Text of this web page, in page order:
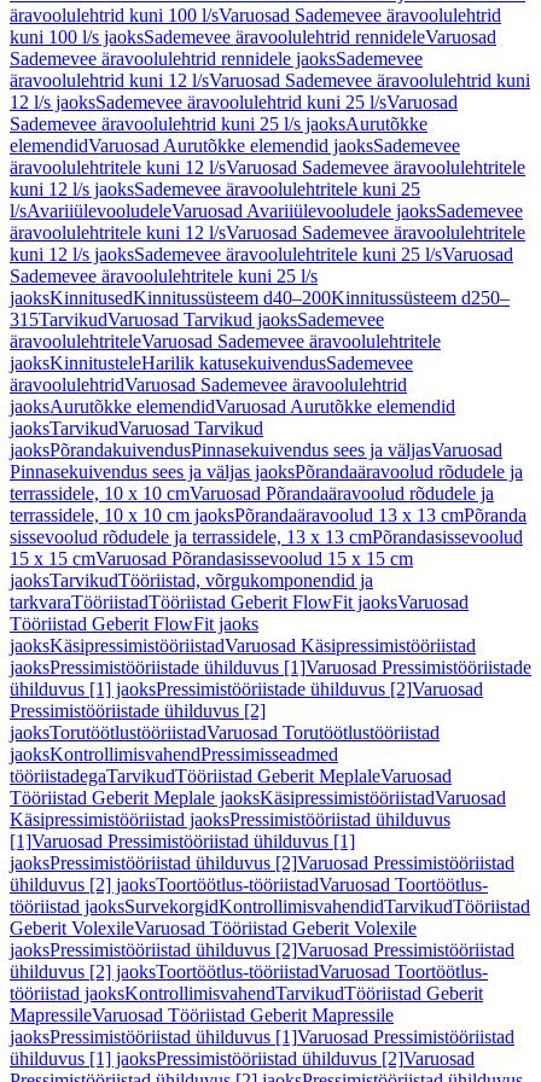
äravoolulehtrid kuni 100 l/sVaruosad Sademevee äravoolulehtrid
kuni 100 l/s jaoksSademevee äravoolulehtrid rennideleVaruosad
Sademevee äravoolulehtrid rennidele jaoksSademevee
äravoolulehtrid kuni 12 l/sVaruosad Sademevee äravoolulehtrid kuni
12 l/s jaoksSademevee äravoolulehtrid kuni 25 l/sVaruosad
Sademevee äravoolulehtrid kuni 25 l/s jaoksAurutõkke
elemendidVaruosad Aurutõkke elemendid jaoksSademevee
äravoolulehtritele kuni 12 l/sVaruosad Sademevee äravoolulehtritele
kuni 12 l/s jaoksSademevee äravoolulehtritele kuni 25
l/sAvariiülevooludeleVaruosad Avariiülevooludele jaoksSademevee
äravoolulehtritele kuni 12 l/sVaruosad Sademevee äravoolulehtritele
kuni 12 l/s jaoksSademevee äravoolulehtritele kuni 25 l/sVaruosad
Sademevee äravoolulehtritele kuni 25 l/s
jaoksKinnitusedKinnitussüsteem d40–200Kinnitussüsteem d250–
315TarvikudVaruosad Tarvikud jaoksSademevee
äravoolulehtriteleVaruosad Sademevee äravoolulehtritele
jaoksKinnitusteleHarilik katusekuivendusSademevee
äravoolulehtridVaruosad Sademevee äravoolulehtrid
jaoksAurutõkke elemendidVaruosad Aurutõkke elemendid
jaoksTarvikudVaruosad Tarvikud
jaoksPõrandakuivendusPinnasekuivendus sees ja väljasVaruosad
Pinnasekuivendus sees ja väljas jaoksPõrandaäravoolud rõdudele ja
terrassidele, 10 x 10 cmVaruosad Põrandaäravoolud rõdudele ja
terrassidele, 10 x 10 cm jaoksPõrandaäravoolud 13 x 13 cmPõranda
sissevoolud rõdudele ja terrassidele, 13 x 13 cmPõrandasissevoolud
15 x 15 cmVaruosad Põrandasissevoolud 15 x 15 cm
jaoksTarvikudTööriistad, võrgukomponendid ja
tarkvaraTööriistadTööriistad Geberit FlowFit jaoksVaruosad
Tööriistad Geberit FlowFit jaoks
jaoksKäsipressimistööriistadVaruosad Käsipressimistööriistad
jaoksPressimistööriistade ühilduvus [1]Varuosad Pressimistööriistade
ühilduvus [1] jaoksPressimistööriistade ühilduvus [2]Varuosad
Pressimistööriistade ühilduvus [2]
jaoksTorutöötlustööriistadVaruosad Torutöötlustööriistad
jaoksKontrollimisvahendPressimisseadmed
tööriistadegaTarvikudTööriistad Geberit MeplaleVaruosad
Tööriistad Geberit Meplale jaoksKäsipressimistööriistadVaruosad
Käsipressimistööriistad jaoksPressimistööriistad ühilduvus
[1]Varuosad Pressimistööriistad ühilduvus [1]
jaoksPressimistööriistad ühilduvus [2]Varuosad Pressimistööriistad
ühilduvus [2] jaoksToortöötlus-tööriistadVaruosad Toortöötlus-
tööriistad jaoksSurvekorgidKontrollimisvahendidTarvikudTööriistad
Geberit VolexileVaruosad Tööriistad Geberit Volexile
jaoksPressimistööriistad ühilduvus [2]Varuosad Pressimistööriistad
ühilduvus [2] jaoksToortöötlus-tööriistadVaruosad Toortöötlus-
tööriistad jaoksKontrollimisvahendTarvikudTööriistad Geberit
MapressileVaruosad Tööriistad Geberit Mapressile
jaoksPressimistööriistad ühilduvus [1]Varuosad Pressimistööriistad
ühilduvus [1] jaoksPressimistööriistad ühilduvus [2]Varuosad